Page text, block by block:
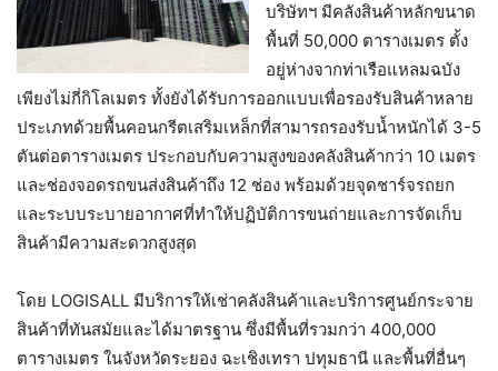
บริษัทฯ มีคลังสินค้าหลักขนาด
พื้นที่ 50,000 ตารางเมตร ตั้ง
อยู่ห่างจากท่าเรือแหลมฉบัง
เพียงไม่กี่กิโลเมตร ทั้งยังได้รับการออกแบบเพื่อรองรับสินค้าหลาย
ประเภทด้วยพื้นคอนกรีตเสริมเหล็กที่สามารถรองรับน้ำหนักได้ 3-5
ตันต่อตารางเมตร ประกอบกับความสูงของคลังสินค้ากว่า 10 เมตร
และช่องจอดรถขนส่งสินค้าถึง 12 ช่อง พร้อมด้วยจุดชาร์จรถยก
และระบบระบายอากาศที่ทำให้ปฏิบัติการขนถ่ายและการจัดเก็บ
สินค้ามีความสะดวกสูงสุด
โดย LOGISALL มีบริการให้เช่าคลังสินค้าและบริการศูนย์กระจาย
สินค้าที่ทันสมัยและได้มาตรฐาน ซึ่งมีพื้นที่รวมกว่า 400,000
ตารางเมตร ในจังหวัดระยอง ฉะเชิงเทรา ปทุมธานี และพื้นที่อื่นๆ